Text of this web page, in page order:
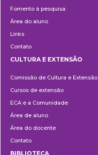
Fomento à pesquisa
Área do aluno
Links
Contato
e
Extensão
CULTURA E EXTENSÃO
Comissão de Cultura e Extensão
Cursos de extensão
ECA e a Comunidade
Área de aluno
Área do docente
Contato
BIBLIOTECA